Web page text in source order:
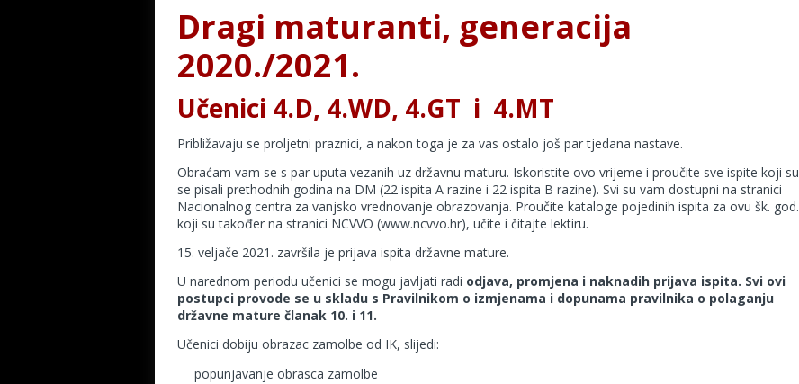
Dragi maturanti, generacija
2020./2021.
Učenici 4.D, 4.WD, 4.GT i 4.MT
Približavaju se proljetni praznici, a nakon toga je za vas ostalo još par tjedana nastave.
Obraćam vam se s par uputa vezanih uz državnu maturu. Iskoristite ovo vrijeme i proučite sve ispite koji su
se pisali prethodnih godina na DM (22 ispita A razine i 22 ispita B razine). Svi su vam dostupni na stranici
Nacionalnog centra za vanjsko vrednovanje obrazovanja. Proučite kataloge pojedinih ispita za ovu šk. god.
koji su također na stranici NCVVO (www.ncvvo.hr), učite i čitajte lektiru.
15. veljače 2021. završila je prijava ispita državne mature.
U narednom periodu učenici se mogu javljati radi odjava, promjena i naknadih prijava ispita. Svi ovi
postupci provode se u skladu s Pravilnikom o izmjenama i dopunama pravilnika o polaganju
državne mature članak 10. i 11.
Učenici dobiju obrazac zamolbe od IK, slijedi:
popunjavanje obrasca zamolbe